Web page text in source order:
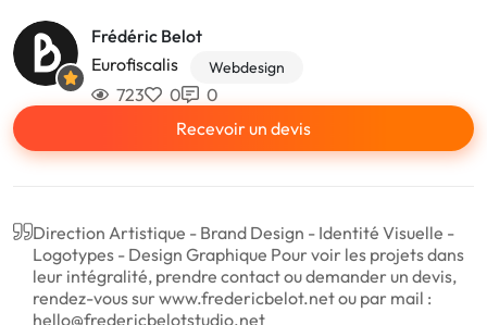
Frédéric Belot
Eurofiscalis
Webdesign
723 0
0
Recevoir un devis
Direction Artistique - Brand Design - Identité Visuelle -
Logotypes - Design Graphique Pour voir les projets dans
leur intégralité, prendre contact ou demander un devis,
rendez-vous sur www.fredericbelot.net ou par mail :
hello@fredericbelotstudio.net